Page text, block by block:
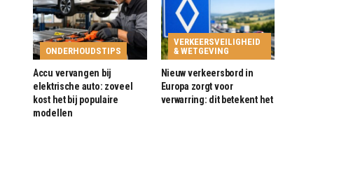
ONDERHOUDSTIPS
Accu vervangen bij
elektrische auto: zoveel
kost het bij populaire
modellen
VERKEERSVEILIGHEID
& WETGEVING
Nieuw verkeersbord in
Europa zorgt voor
verwarring: dit betekent het